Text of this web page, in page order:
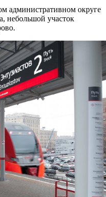
административном округе
небольшой участок